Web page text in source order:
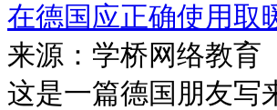
在德国应正确使用取
来源：学桥网络教育
这是一篇德国朋友写